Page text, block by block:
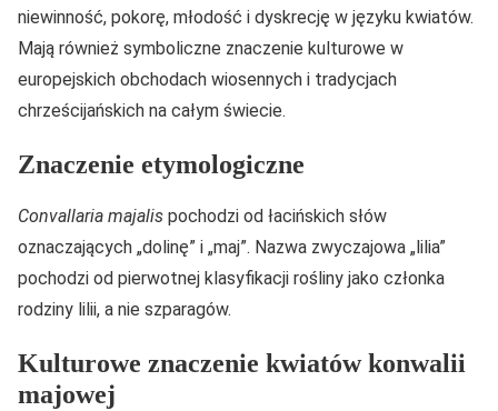
niewinność, pokorę, młodość i dyskrecję w języku kwiatów.
Mają również symboliczne znaczenie kulturowe w
europejskich obchodach wiosennych i tradycjach
chrześcijańskich na całym świecie.
Znaczenie etymologiczne
Convallaria majalis pochodzi od łacińskich słów
oznaczających „dolinę” i „maj”. Nazwa zwyczajowa „lilia”
pochodzi od pierwotnej klasyfikacji rośliny jako członka
rodziny lilii, a nie szparagów.
Kulturowe znaczenie kwiatów konwalii
majowej